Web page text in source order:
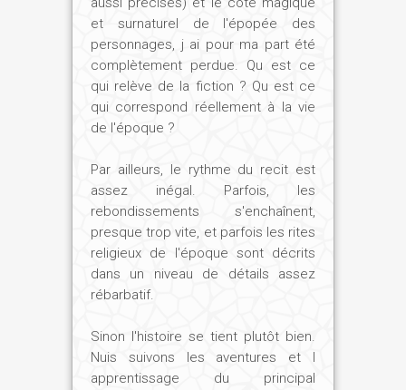
la connaissance et la création peuvent le
réassembler. C'est pourquoi l'Egypte n'a
cessé de bâtir et d'oeuvrer, non
seulement dans la dimension individuelle,
mais aussi à la mesure d'un royaume
pour lequel la célébration des mystères
Selon l'enseignement osirien, non
seulement la mort n'est pas une fin mais,
de plus, il est possible d'en revenir.
Encore faut-il observer les prescriptions
rituelles dévoilées par les textes des
temples, et franchir toutes les étapes de
la quête d'Isis et des mutations
secret ?... que je révélerai dans le
quatrième et dernier volume !
et surnaturel de l'épopée des
personnages, j ai pour ma part été
complètement perdue. Qu est ce
qui relève de la fiction ? Qu est ce
qui correspond réellement à la vie
de l'époque ?
Par ailleurs, le rythme du recit est
assez inégal. Parfois, les
rebondissements s'enchaînent,
presque trop vite, et parfois les rites
religieux de l'époque sont décrits
dans un niveau de détails assez
rébarbatif.
Sinon l'histoire se tient plutôt bien.
Nuis suivons les aventures et l
apprentissage du principal